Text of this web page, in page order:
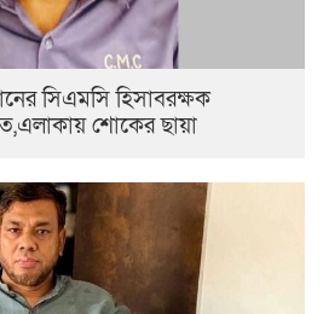
সিএমসি হিসাবরক্ষক
শোকের ছায়া